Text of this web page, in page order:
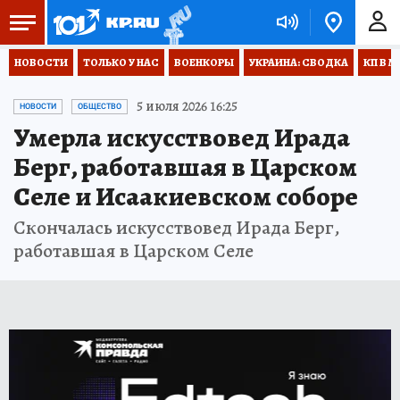
НОВОСТИ ТОЛЬКО У НАС ВОЕНКОРЫ УКРАИНА: СВОДКА КП В
НОВОСТИ ОБЩЕСТВО 5 июля 2026 16:25
Умерла искусствовед Ирада
Берг, работавшая в Царском
Селе и Исаакиевском соборе
Скончалась искусствовед Ирада Берг,
работавшая в Царском Селе